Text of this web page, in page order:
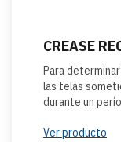
CREASE
Para
las telas
durante un
Ver producto